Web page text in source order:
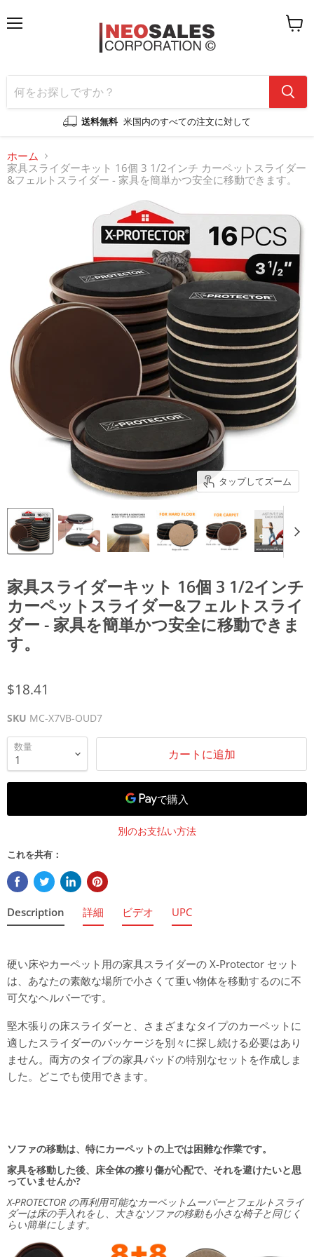
送料無料 米国内のすべての注文に対して
カ
る
ホーム
家具スライダーキット 16個 3 1/2インチ カーペットスライダー
&フェルトスライダー - 家具を簡単かつ安全に移動できます。
タップしてズーム
家具スライダーキット 16個 3 1/2インチ
カーペットスライダー&フェルトスライ
ダー - 家具を簡単かつ安全に移動できま
す。
$18.41
SKU MC-X7VB-OUD7
数量 カートに追加
別のお支払い方法
これを共有：
Description
硬い床やカーペット用の家具スライダーの X-Protector セット
は、あなたの素敵な場所で小さくて重い物体を移動するのに不
可欠なヘルパーです。
堅木張りの床スライダーと、さまざまなタイプのカーペットに
適したスライダーのパッケージを別々に探し続ける必要はあり
ません。両方のタイプの家具パッドの特別なセットを作成しま
した。どこでも使用できます。
詳細 ビデオ UPC
ソファの移動は、特にカーペットの上では困難な作業です。
家具を移動した後、床全体の擦り傷が心配で、それを避けたいと思
っていませんか?
X-PROTECTOR の再利用可能なカーペットムーバーとフェルトスライ
ダーは床の手入れをし、大きなソファの移動も小さな椅子と同じく
らい簡単にします。